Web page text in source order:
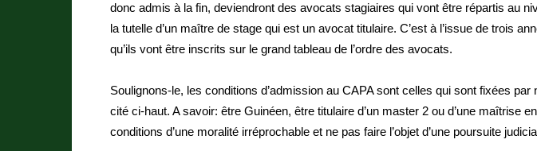
donc admis à la fin, deviendront des avocats stagiaires qui vont être répartis au
la tutelle d’un maître de stage qui est un avocat titulaire. C’est à l’issue de trois
qu’ils vont être inscrits sur le grand tableau de l’ordre des avocats.
Soulignons-le, les conditions d’admission au CAPA sont celles qui sont fixées par
cité ci-haut. A savoir: être Guinéen, être titulaire d’un master 2 ou d’une maîtrise
conditions d’une moralité irréprochable et ne pas faire l’objet d’une poursuite